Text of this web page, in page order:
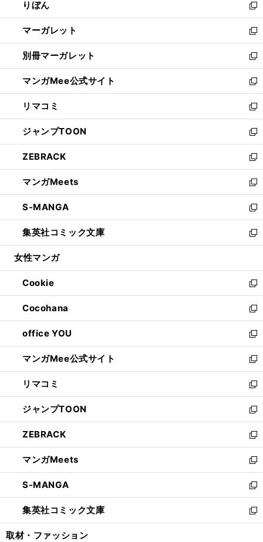
く
で
開
く
ド
ウ
で
開
く
ィ
ン
ド
ウ
で
開
く
りぼん
新
し
い
ウ
ィ
ン
ド
ウ
で
開
く
マーガレット
新
し
い
ウ
ィ
ン
ド
ウ
で
開
く
別冊マーガレット
新
し
い
ウ
ィ
ン
ド
ウ
で
開
く
マンガMee公式サイト
新
し
い
ウ
ィ
ン
ド
ウ
で
開
く
リマコミ
新
し
い
ウ
ィ
ン
ド
ウ
で
開
く
ジャンプTOON
新
し
い
ウ
ィ
ン
ド
ウ
で
開
ZEBRACK
新
し
い
ウ
ィ
ン
ド
ウ
開
く
マンガMeets
新
し
い
ウ
ィ
ン
ウ
で
開
く
S-MANGA
新
し
い
ウ
ン
ド
ウ
で
開
く
集英社コミック文庫
新
し
ウ
ィ
ン
ド
ウ
で
開
く
女性マンガ
Cookie
新
し
い
ウ
ィ
ン
ド
ウ
で
開
く
Cocohana
新
し
い
ウ
ィ
ン
ド
ウ
で
開
く
office YOU
新
し
い
ウ
ィ
ン
ド
ウ
で
開
く
マンガMee公式サイト
新
し
い
ウ
ィ
ン
ド
ウ
で
開
く
リマコミ
新
し
い
ウ
ィ
ン
ド
ウ
で
開
く
ジャンプTOON
新
し
い
ウ
ィ
ン
ド
ウ
で
開
ZEBRACK
新
し
い
ウ
ィ
ン
ド
ウ
マンガMeets
新
し
い
ウ
ィ
ン
S-MANGA
新
し
い
ウ
集英社コミック文庫
新
し
取材・ファッション